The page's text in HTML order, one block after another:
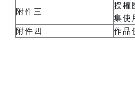
附件三
授權
集使
附件四
作品